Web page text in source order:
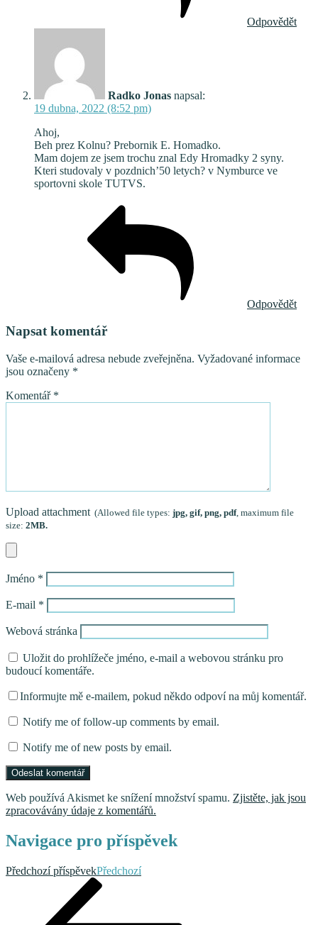
Odpovědět
Radko Jonas napsal:
19 dubna, 2022 (8:52 pm)
Ahoj,
Beh prez Kolnu? Prebornik E. Homadko.
Mam dojem ze jsem trochu znal Edy Hromadky 2 syny.
Kteri studovaly v pozdnich’50 letych? v Nymburce ve
sportovni skole TUTVS.
Odpovědět
Napsat komentář
Vaše e-mailová adresa nebude zveřejněna. Vyžadované informace
jsou označeny *
Komentář *
Upload attachment (Allowed file types: jpg, gif, png, pdf, maximum file
size: 2MB.
Jméno *
E-mail *
Webová stránka
Uložit do prohlížeče jméno, e-mail a webovou stránku pro
budoucí komentáře.
Informujte mě e-mailem, pokud někdo odpoví na můj komentář.
Notify me of follow-up comments by email.
Notify me of new posts by email.
Web používá Akismet ke snížení množství spamu. Zjistěte, jak jsou
zpracovávány údaje z komentářů.
Navigace pro příspěvek
Předchozí příspěvekPředchozí